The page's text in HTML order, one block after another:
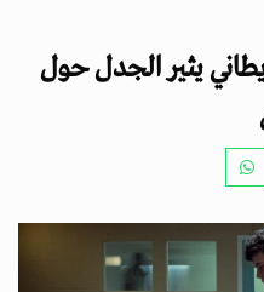
يثير الجدل حول